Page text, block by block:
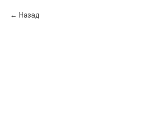
Назад